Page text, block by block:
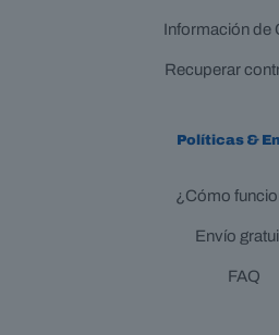
Información de
Recuperar
Políticas &
¿Cómo
Envío
FAQ